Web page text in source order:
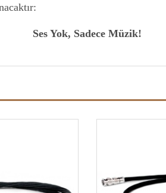
Ses Yok, Sadece Müzik!